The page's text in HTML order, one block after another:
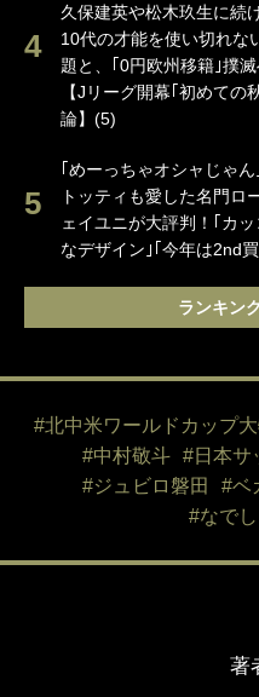
久保建英や松木玖生に続
10代の才能を使い切れな
題と、｢0円欧州移籍｣撲
【Jリーグ開幕｢初めての
論】(5)
｢めーっちゃオシャじゃ
トッティも愛した名門ロ
ェイユニが大評判！｢カッ
なデザイン｣｢今年は2nd
ランキン
#北中米ワールドカップ
#中村敬斗
#日本サ
#ジュビロ磐田
#ベ
#なで
著